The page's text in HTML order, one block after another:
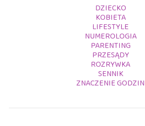
DZIECKO
KOBIETA
LIFESTYLE
NUMEROLOGIA
PARENTING
PRZESĄDY
ROZRYWKA
SENNIK
ZNACZENIE GODZIN